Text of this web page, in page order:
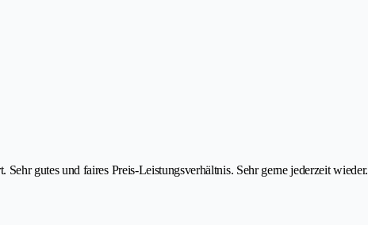
gutes und faires Preis-Leistungsverhältnis. Sehr gerne jederzeit wieder.